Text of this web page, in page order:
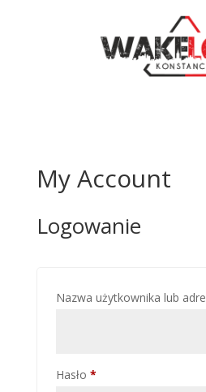
My Account
Logowanie
Nazwa użytkownika lub
Hasło *Wymagane